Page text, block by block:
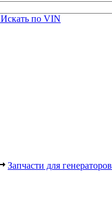
Искать по VIN
Запчасти для генераторов